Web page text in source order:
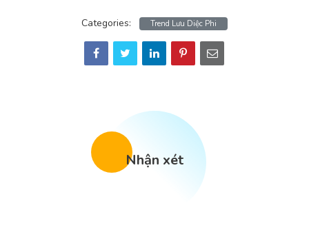
Categories: Trend Lưu Diệc Phi
Nhận xét